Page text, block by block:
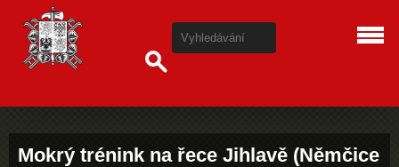
Mokrý trénink na řece Jihlavě (Němčice